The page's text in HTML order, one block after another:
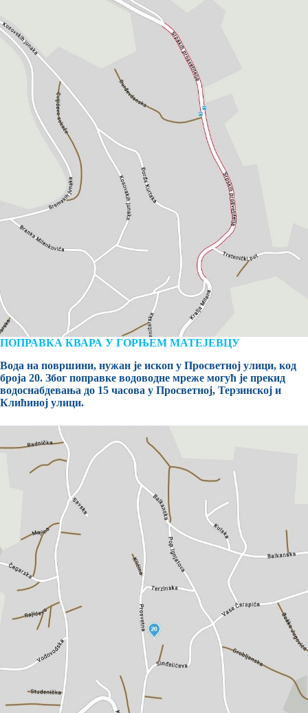
ПОПРАВКА КВАРА У ГОРЊЕМ МАТЕЈЕВЦУ
Вода на површини, нужан је ископ у Просветној улици, код
броја 20. Због поправке водоводне мреже могућ је прекид
водоснабдевања до 15 часова у Просветној, Терзинској и
Клићиној улици.